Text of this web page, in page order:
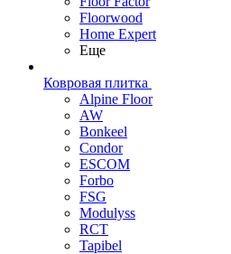
Floorwood
Home Expert
Еще
Ковровая плитка
Alpine Floor
AW
Bonkeel
Condor
ESCOM
Forbo
FSG
Modulyss
RCT
Tapibel